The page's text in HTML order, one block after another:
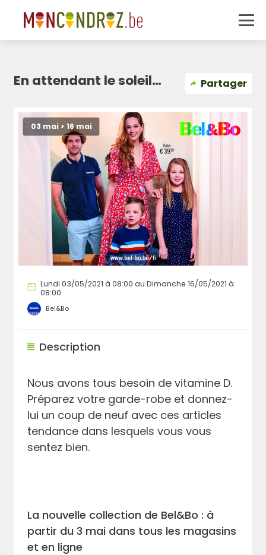
En attendant le soleil… Partager
03 mai > 16 mai
Lundi 03/05/2021 à 08:00 au Dimanche 16/05/2021 à
08:00
Bel&Bo
Description
Nous avons tous besoin de vitamine D.
Préparez votre garde-robe et donnez-
lui un coup de neuf avec ces articles
tendance dans lesquels vous vous
sentez bien.
La nouvelle collection de Bel&Bo : à
partir du 3 mai dans tous les magasins
et en ligne